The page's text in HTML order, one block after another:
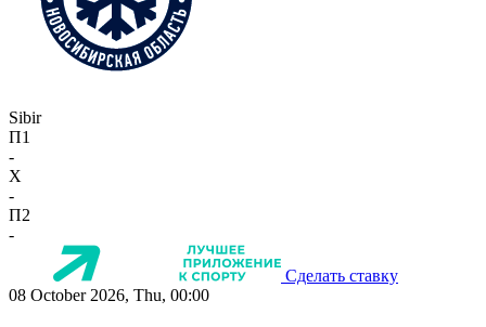
Sibir
П1
-
X
-
П2
-
Сделать ставку
08 October 2026, Thu, 00:00